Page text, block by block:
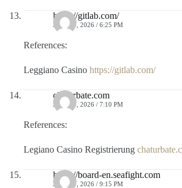
https://gitlab.com/
JULIO 9, 2026 / 6:25 PM
References:
Leggiano Casino https://gitlab.com/
chaturbate.com
JULIO 9, 2026 / 7:10 PM
References:
Legiano Casino Registrierung
https://board-en.seafight.com
JULIO 9, 2026 / 9:15 PM